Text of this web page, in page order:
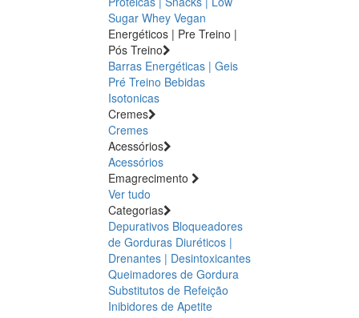
Sugar Whey Vegan
Energéticos | Pre Treino |
Pós Treino
Barras Energéticas | Geis
Pré Treino Bebidas
Isotonicas
Cremes
Cremes
Acessórios
Acessórios
Emagrecimento
Ver tudo
Categorias
Depurativos Bloqueadores
de Gorduras Diuréticos |
Drenantes | Desintoxicantes
Queimadores de Gordura
Substitutos de Refeição
Inibidores de Apetite